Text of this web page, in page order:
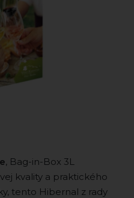
, Bag-in-Box 3L
kvality a praktického
tento Hibernal z rady